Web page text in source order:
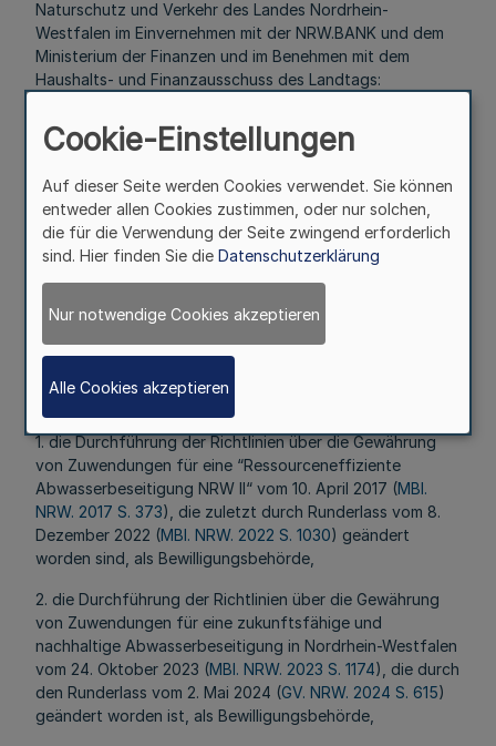
Naturschutz und Verkehr des Landes Nordrhein-
Westfalen im Einvernehmen mit der NRW.BANK und dem
Ministerium der Finanzen und im Benehmen mit dem
Haushalts- und Finanzausschuss des Landtags:
§ 1
Aufgabenübertragung
Mehr
Der NRW.BANK werden folgende Aufgaben und
Geschäfte zur ausschließlichen Wahrnehmung übertragen:
1. die Durchführung der Richtlinien über die Gewährung
von Zuwendungen für eine “Ressourceneffiziente
Abwasserbeseitigung NRW II“ vom 10. April 2017 (MBl.
NRW. 2017 S. 373), die zuletzt durch Runderlass vom 8.
Dezember 2022 (MBl. NRW. 2022 S. 1030) geändert
worden sind, als Bewilligungsbehörde,
2. die Durchführung der Richtlinien über die Gewährung
von Zuwendungen für eine zukunftsfähige und
nachhaltige Abwasserbeseitigung in Nordrhein-Westfalen
vom 24. Oktober 2023 (MBl. NRW. 2023 S. 1174), die durch
den Runderlass vom 2. Mai 2024 (GV. NRW. 2024 S. 615)
geändert worden ist, als Bewilligungsbehörde,
Cookie-Einstellungen
Auf dieser Seite werden Cookies verwendet. Sie können
entweder allen Cookies zustimmen, oder nur solchen,
die für die Verwendung der Seite zwingend erforderlich
sind. Hier finden Sie die Datenschutzerklärung
Nur notwendige Cookies akzeptieren
Alle Cookies akzeptieren